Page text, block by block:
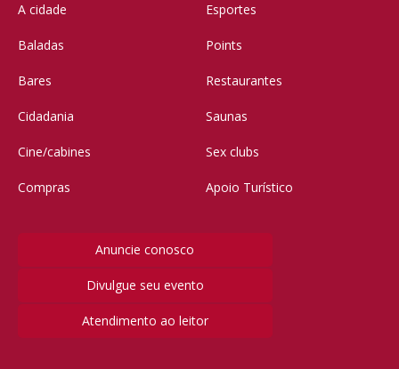
A cidade
Baladas
Bares
Cidadania
Cine/cabines
Compras
Esportes
Points
Restaurantes
Saunas
Sex clubs
Apoio Turístico
Anuncie conosco
Divulgue seu evento
Atendimento ao leitor